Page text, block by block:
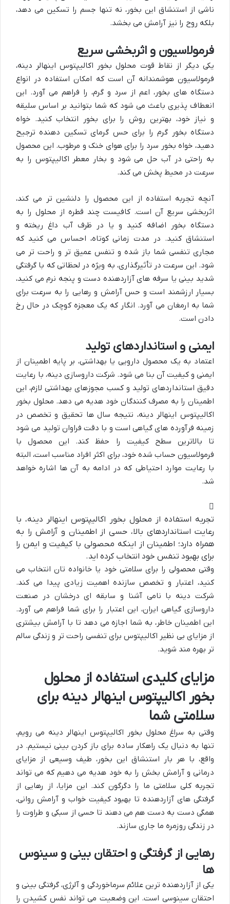
ناشی از استنشاق این بخور، نه تنها جسم را تسکین می دهد،
بلکه روح را نیز آرامش می بخشد.
فرمولاسیون و اثربخشی سریع
یکی دیگر از نقاط قوت محلول بخور اکالیپتوس اینهالر دینه،
فرمولاسیون هوشمندانه آن است که امکان استفاده در انواع
دستگاه های بخور، اعم از سرد و گرم، را فراهم می آورد. این
انعطاف پذیری باعث می شود که شما بتوانید بر اساس سلیقه
و نیاز خود، بهترین روش را برای بخور انتخاب کنید. خواه
دستگاه بخور گرم را برای حس گرمای تسکین دهنده ترجیح
دهید، خواه بخور سرد را برای هوای خنک و مرطوب. این محصول
به راحتی در آب حل می شود و بخار معطر اکالیپتوس را به
سرعت در محیط پخش می کند.
آنچه تجربه استفاده از این محصول را دلنشین تر می کند،
اثربخشی سریع آن است. کافیست چند قطره از محلول را به
دستگاه بخور اضافه کنید و یا در ظرف آب داغ ریخته و
استنشاق کنید. در مدت زمانی کوتاه، احساس می کنید که
مجاری تنفسی شما باز شده و تنفس عمیق تر و راحت تر می
شود. این سرعت در تأثیرگذاری، به ویژه در لحظاتی که با گرفتگی
شدید بینی یا سرفه های آزاردهنده دست و پنجه نرم می کنید،
بسیار ارزشمند است و حس آرامش و رهایی را به سرعت برای
شما به ارمغان می آورد. انگار که یک معجزه کوچک در حال رخ
دادن است.
ایمنی و استانداردهای تولید
اعتماد به یک محصول دارویی یا بهداشتی، بر پایه اطمینان از
ایمنی و کیفیت آن بنا می شود. شرکت داروسازی دینه، با رعایت
دقیق استانداردهای تولید و کسب مجوزهای بهداشتی لازم، این
اطمینان را به مصرف کنندگان خود هدیه می دهد. محلول بخور
اکالیپتوس اینهالر دینه، نتیجه سال ها تحقیق و تخصص در
زمینه فرآورده های گیاهی است و با دقت فراوان تولید می شود
تا بالاترین سطح کیفیت را حفظ کند. این محصول با
فرمولاسیون حساب شده خود، برای اکثر افراد مناسب است، البته
با رعایت موارد احتیاطی که در ادامه به آن ها اشاره خواهد
شد.
تجربه استفاده از محلول بخور اکالیپتوس اینهالر دینه، با
رعایت استانداردهای بالا، حسی از اطمینان و آرامش را به
همراه دارد؛ اطمینان از اینکه محصولی با کیفیت و ایمن را
برای بهبود تنفس خود انتخاب کرده اید.
وقتی محصولی را برای سلامتی خود یا خانواده تان انتخاب می
کنید، اعتبار و تخصص سازنده اهمیت زیادی پیدا می کند.
شرکت دینه با نامی آشنا و سابقه ای درخشان در صنعت
داروسازی گیاهی ایران، این اعتبار را برای شما فراهم می آورد.
این اطمینان خاطر، به شما اجازه می دهد تا با آرامش بیشتری
از مزایای بی نظیر اکالیپتوس برای تنفسی راحت تر و زندگی سالم
تر بهره مند شوید.
مزایای کلیدی استفاده از محلول
بخور اکالیپتوس اینهالر دینه برای
سلامتی شما
وقتی به سراغ محلول بخور اکالیپتوس اینهالر دینه می رویم،
تنها به دنبال یک راهکار ساده برای باز کردن بینی نیستیم. در
واقع، با هر بار استنشاق این بخور، طیف وسیعی از مزایای
درمانی و آرامش بخش را به خود هدیه می دهیم که می تواند
تجربه کلی سلامتی ما را دگرگون کند. این مزایا، از رهایی از
گرفتگی های آزاردهنده تا بهبود کیفیت خواب و آرامش روانی،
همگی دست به دست هم می دهند تا حسی از سبکی و طراوت را
در زندگی روزمره ما جاری سازند.
رهایی از گرفتگی و احتقان بینی و سینوس
ها
یکی از آزاردهنده ترین علائم سرماخوردگی و آلرژی، گرفتگی بینی و
احتقان سینوسی است. این وضعیت می تواند نفس کشیدن را